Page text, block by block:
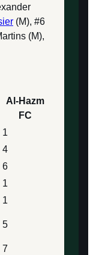
(M), #6
(M),
Al-Hazm
FC
1
4
6
1
1
5
7